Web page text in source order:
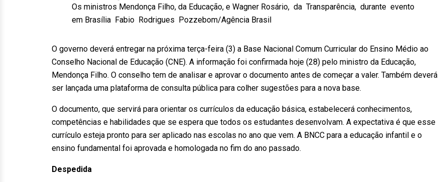
Os ministros Mendonça Filho, da Educação, e Wagner Rosário, da Transparência, durante evento
em Brasília Fabio Rodrigues Pozzebom/Agência Brasil
O governo deverá entregar na próxima terça-feira (3) a Base Nacional Comum Curricular do Ensino Médio ao
Conselho Nacional de Educação (CNE). A informação foi confirmada hoje (28) pelo ministro da Educação,
Mendonça Filho. O conselho tem de analisar e aprovar o documento antes de começar a valer. Também deverá
ser lançada uma plataforma de consulta pública para colher sugestões para a nova base.
O documento, que servirá para orientar os currículos da educação básica, estabelecerá conhecimentos,
competências e habilidades que se espera que todos os estudantes desenvolvam. A expectativa é que esse
currículo esteja pronto para ser aplicado nas escolas no ano que vem. A BNCC para a educação infantil e o
ensino fundamental foi aprovada e homologada no fim do ano passado.
Despedida